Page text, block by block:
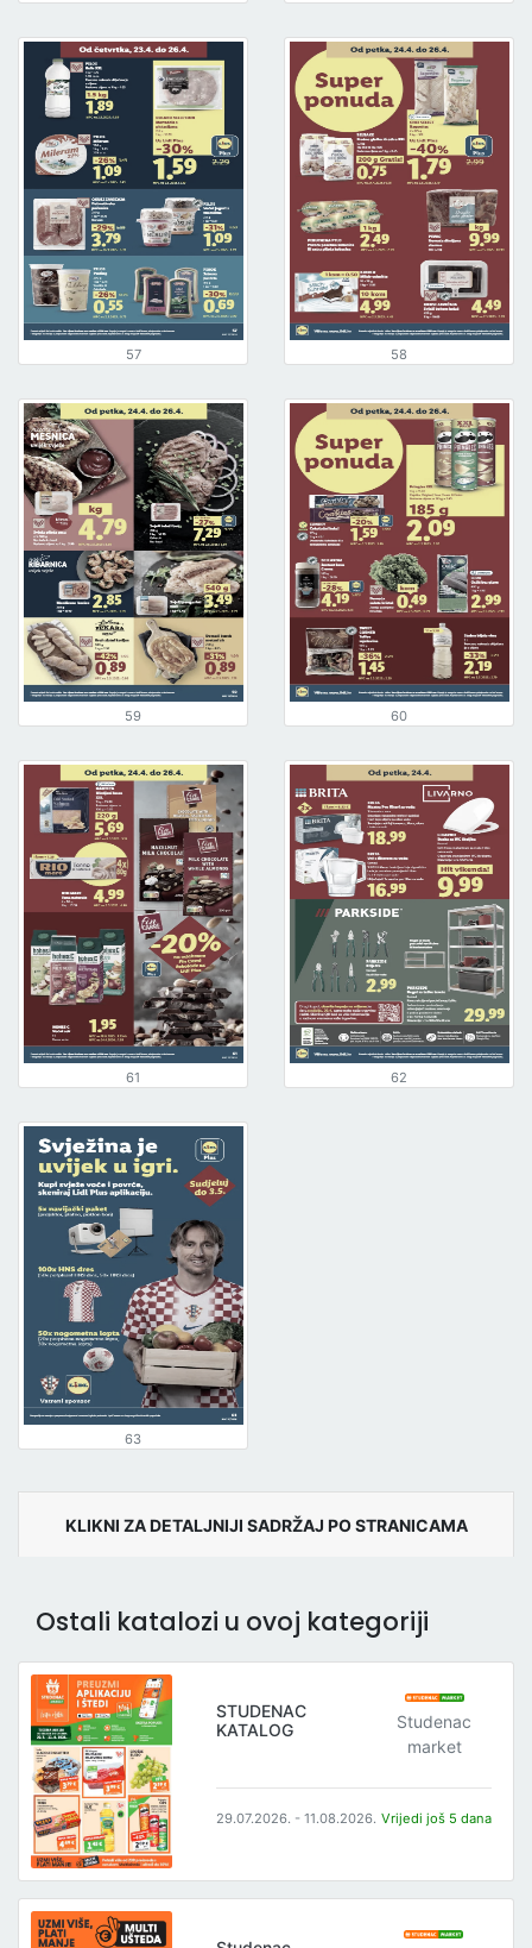
57 58
59 60
61 62
63
KLIKNI ZA DETALJNIJI SADRŽAJ PO STRANICAMA
Ostali katalozi u ovoj kategoriji
STUDENAC
KATALOG
Studenac
market
29.07.2026. - 11.08.2026. Vrijedi još 5 dana